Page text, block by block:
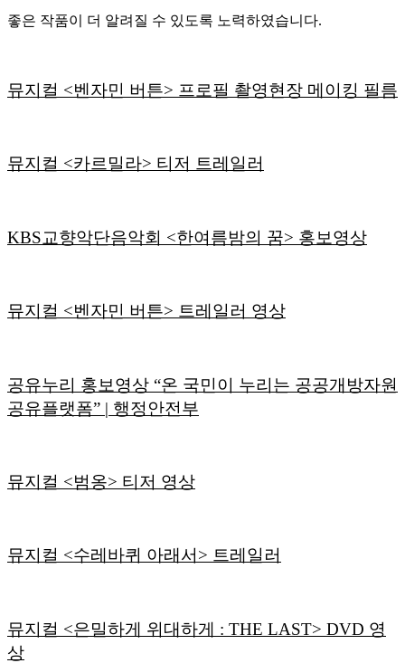
좋은 작품이 더 알려질 수 있도록 노력하였습니다.
뮤지컬 <벤자민 버튼> 프로필 촬영현장 메이킹 필름
뮤지컬 <카르밀라> 티저 트레일러
KBS교향악단음악회 <한여름밤의 꿈> 홍보영상
뮤지컬 <벤자민 버튼> 트레일러 영상
공유누리 홍보영상 “온 국민이 누리는 공공개방자원
공유플랫폼” | 행정안전부
뮤지컬 <범옹> 티저 영상
뮤지컬 <수레바퀴 아래서> 트레일러
뮤지컬 <은밀하게 위대하게 : THE LAST> DVD 영
상